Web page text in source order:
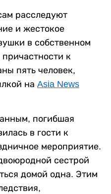
расследуют
и жестокое
в собственном
к
пять человек,
на Asia News
погибшая
в гости к
мероприятие.
сестрой
домой одна. Этим